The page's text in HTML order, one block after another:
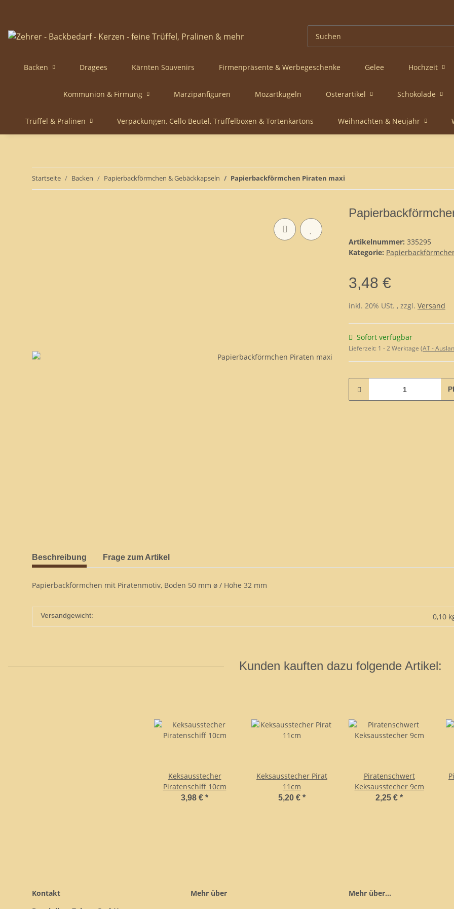
Backen Dragees Kärnten Souvenirs Firmenpräsente & Werbegeschenke Gelee Hochzeit
Kommunion & Firmung Marzipanfiguren Mozartkugeln Osterartikel Schokolade
Trüffel & Pralinen Verpackungen, Cello Beutel, Trüffelboxen & Tortenkartons Weihnachten & Neujahr
Startseite Backen Papierbackförmchen & Gebäckkapseln Papierbackförmchen Piraten maxi
Artikelnummer: 335295
Kategorie:
3,48 €
inkl. 20% USt. , zzgl. Versand
Sofort verfügbar
Lieferzeit: 1 - 2 Werktage (AT -
Beschreibung Frage zum Artikel
Papierbackförmchen mit Piratenmotiv, Boden 50 mm ø / Höhe 32 mm
Versandgewicht: 0,10
Kunden kauften dazu folgende Artikel:
Keksausstecher
Piratenschiff 10cm
3,98 € *
Keksausstecher Pirat
11cm
5,20 € *
Piratenschwert
Keksausstecher 9cm
2,25 € *
Kontakt
Mehr über Mehr über...